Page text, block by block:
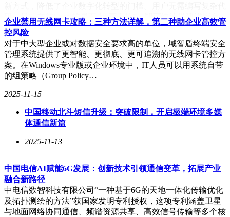
码，只需在类Excel的界面上“画表格”，即可快速搭建进销存
系统、ERP、MES、WMS等复杂管理系统。
云表平台的这一创新，不仅简化了开发流程，还极大地提高了
系统的灵活性和可扩展性。企业业务发生变化时，无需依赖外
终与业务变化同步。这一思路与华为在硬件领域的“换赛道”策
略不谋而合，都是通过模式创新来弥补技术上的不足。
尽管华为的四芯片封装技术仍面临封装良率、散热及量产时间
等挑战，但无疑为国产半导体产业赢得了宝贵的战略机遇。在
控的目标迈进。他们的努力，不仅提升了中国科技企业的国际
竞争力，更为国家在国际舞台上赢得了更多的尊重和话语权。
企业禁用无线网卡攻略：三种方法详解，第二种助企业高效管
控风险
对于中大型企业或对数据安全要求高的单位，域智盾终端安全
管理系统提供了更智能、更彻底、更可追溯的无线网卡管控方
案。在Windows专业版或企业环境中，IT人员可以用系统自带
的组策略（Group Policy…
2025-11-15
中国移动北斗短信升级：突破限制，开启极端环境多媒
体通信新篇
2025-11-13
中国电信AI赋能6G发展：创新技术引领通信变革，拓展产业
融合新路径
中电信数智科技有限公司“一种基于6G的天地一体化传输优化
及拓扑测绘的方法”获国家发明专利授权，这项专利涵盖卫星
与地面网络协同通信、频谱资源共享、高效信号传输等多个核